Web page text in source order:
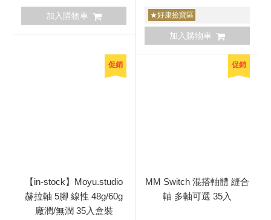
加入購物車 ★好康撿寶區
加入購物車
促銷
【in-stock】Moyu.studio
赫拉軸 5腳 線性 48g/60g
廠潤/無潤 35入盒裝
促銷
MM Switch 混搭軸體 縫合
軸 多軸可選 35入